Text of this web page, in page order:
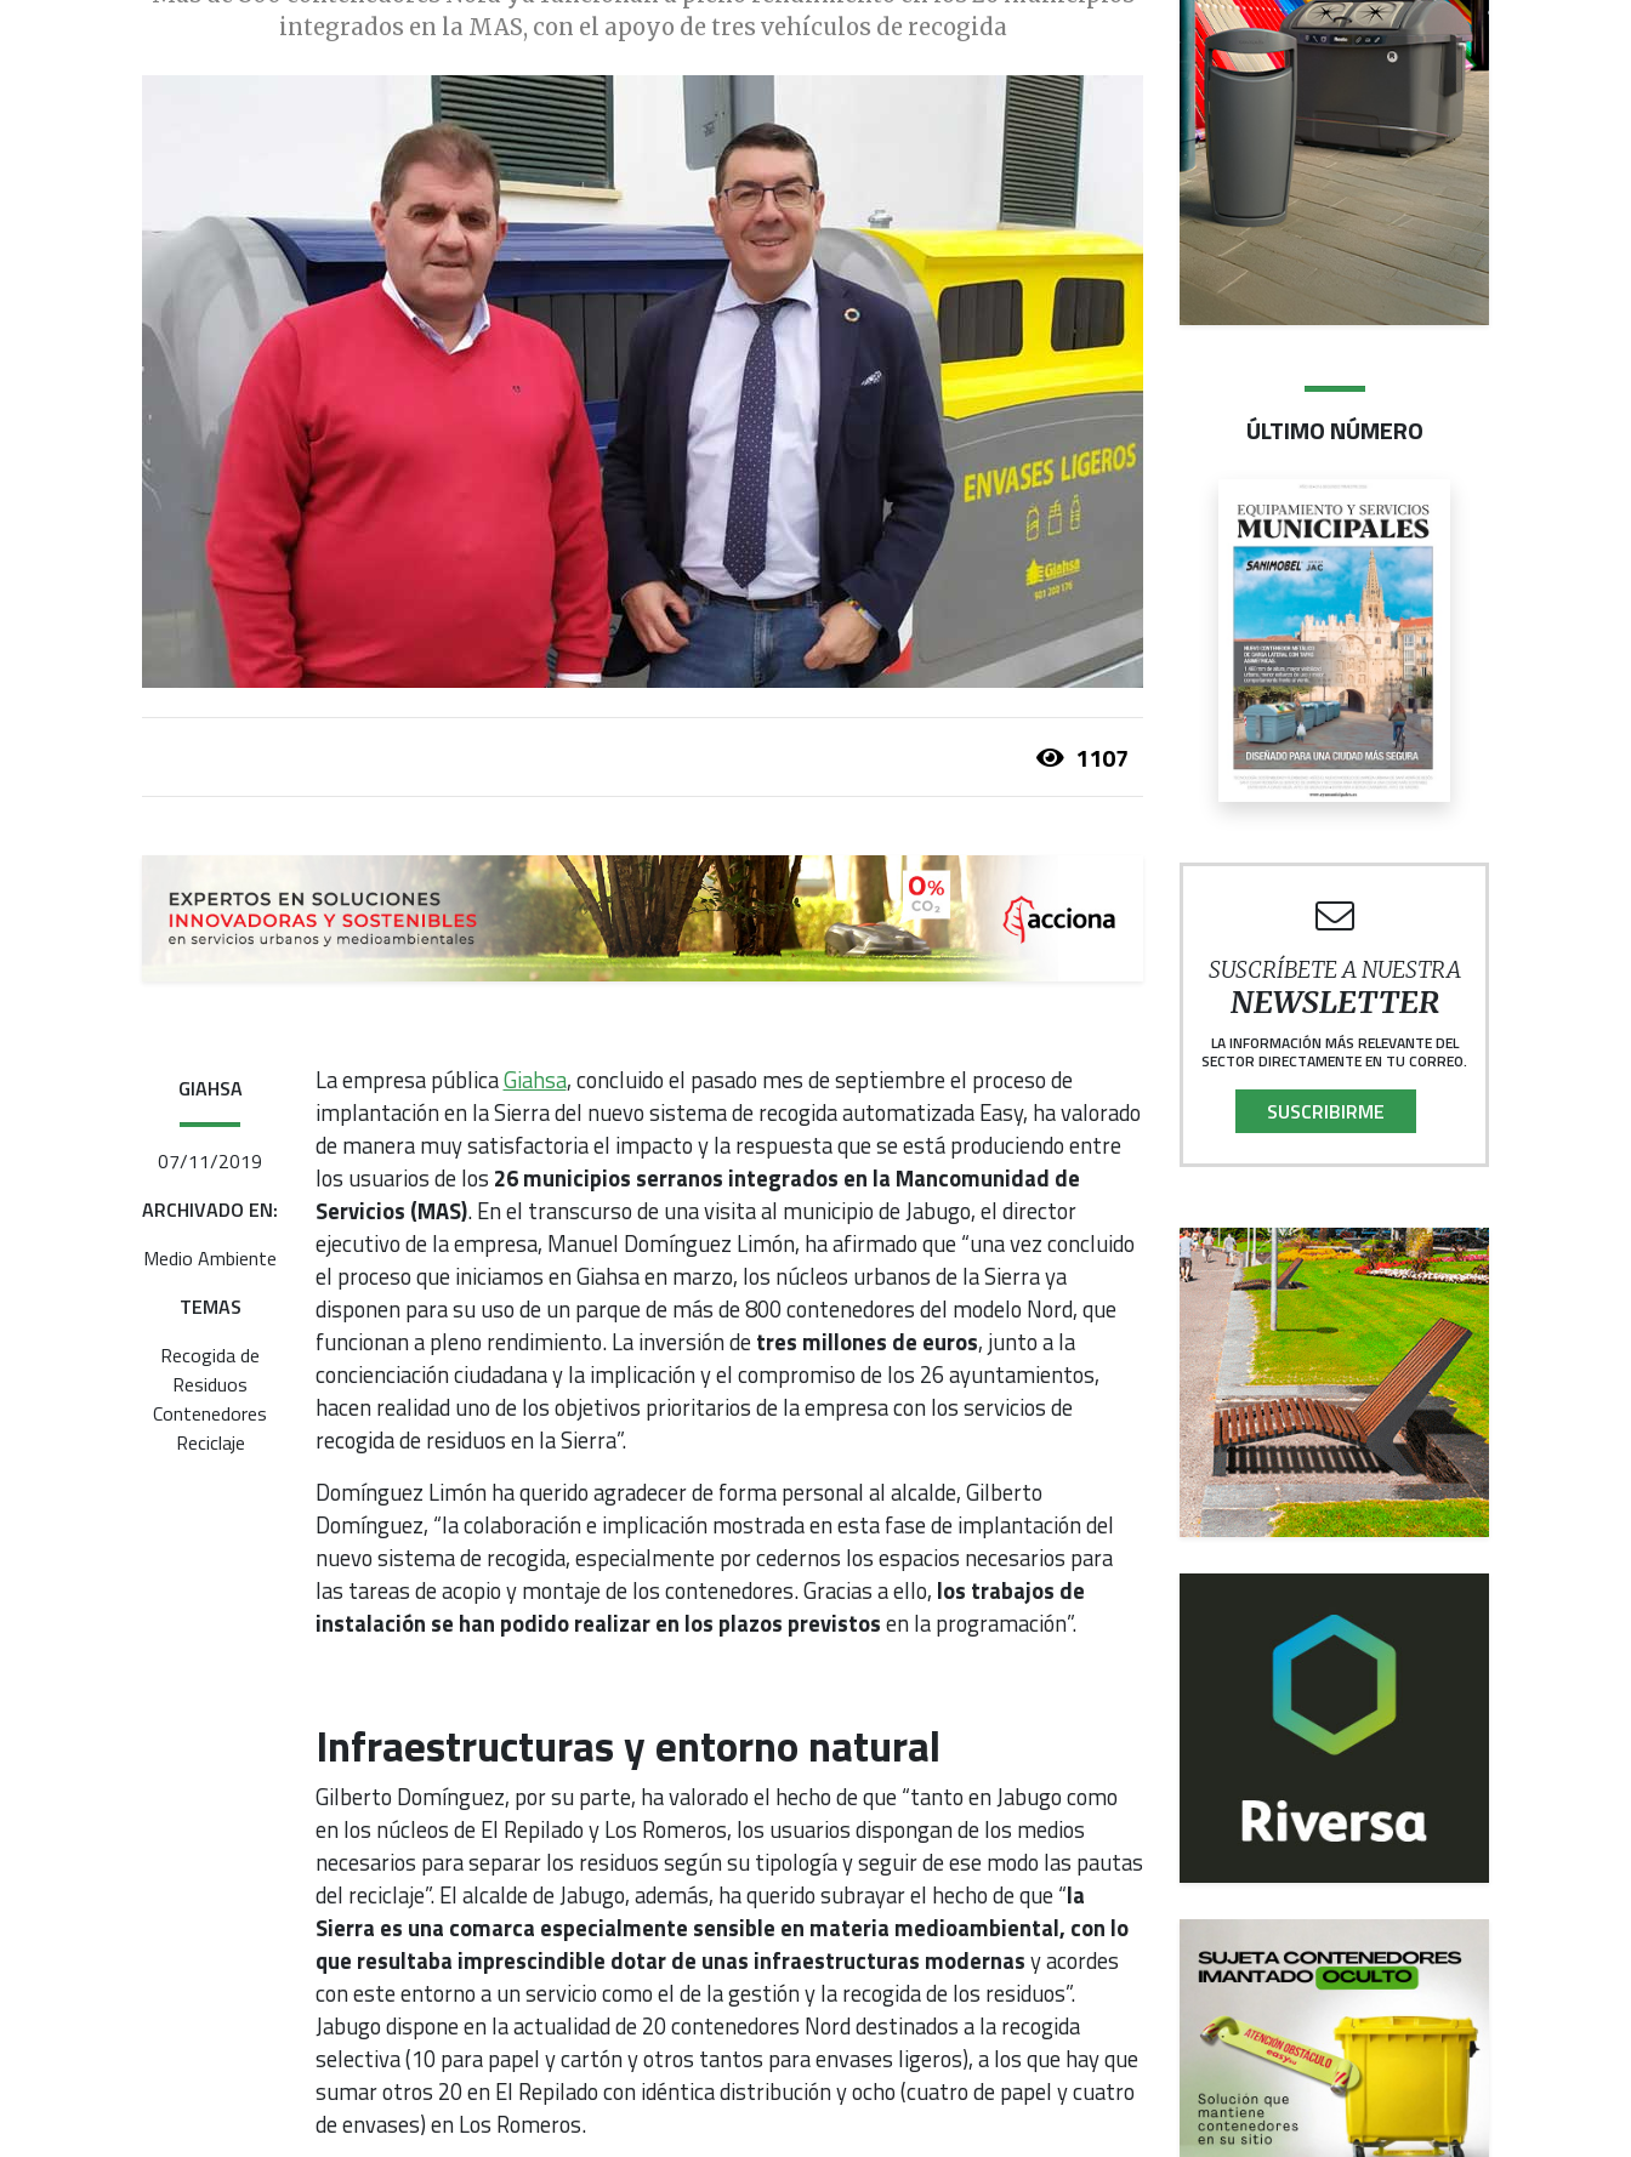
integrados en la MAS, con el apoyo de tres vehículos de recogida
1107
GIAHSA
07/11/2019
ARCHIVADO EN:
Medio Ambiente
TEMAS
Recogida de
Residuos
Contenedores
Reciclaje
La empresa públicaGiahsa, concluido el pasado mes de septiembre el proceso de
implantación en la Sierra del nuevo sistema de recogida automatizada Easy, ha valorado
de manera muy satisfactoria el impacto y la respuesta que se está produciendo entre
los usuarios de los 26 municipios serranos integrados en la Mancomunidad de
Servicios (MAS). En el transcurso de una visita al municipio de Jabugo, el director
ejecutivo de la empresa, Manuel Domínguez Limón, ha afirmado que “una vez concluido
el proceso que iniciamos en Giahsa en marzo, los núcleos urbanos de la Sierra ya
disponen para su uso de un parque de más de 800 contenedores del modelo Nord, que
funcionan a pleno rendimiento. La inversión detres millones de euros, junto a la
concienciación ciudadana y la implicación y el compromiso de los 26 ayuntamientos,
hacen realidad uno de los objetivos prioritarios de la empresa con los servicios de
recogida de residuos en la Sierra”.
Domínguez Limón ha querido agradecer de forma personal al alcalde, Gilberto
Domínguez, “la colaboración e implicación mostrada en esta fase de implantación del
nuevo sistema de recogida, especialmente por cedernos los espacios necesarios para
las tareas de acopio y montaje de los contenedores. Gracias a ello, los trabajos de
instalación se han podido realizar en los plazos previstosen la programación”.
Infraestructuras y entorno natural
Gilberto Domínguez, por su parte, ha valorado el hecho de que “tanto en Jabugo como
en los núcleos de El Repilado y Los Romeros, los usuarios dispongan de los medios
necesarios para separar los residuos según su tipología y seguir de ese modo las pautas
del reciclaje”. El alcalde de Jabugo, además, ha querido subrayar el hecho de que “la
Sierra es una comarca especialmente sensible en materia medioambiental, con lo
que resultaba imprescindible dotar de unas infraestructuras modernasy acordes
con este entorno a un servicio como el de la gestión y la recogida de los residuos”.
Jabugo dispone en la actualidad de 20 contenedores Nord destinados a la recogida
selectiva (10 para papel y cartón y otros tantos para envases ligeros), a los que hay que
sumar otros 20 en El Repilado con idéntica distribución y ocho (cuatro de papel y cuatro
de envases) en Los Romeros.
ÚLTIMO NÚMERO
SUSCRÍBETE A NUESTRA
NEWSLETTER
LA INFORMACIÓN MÁS RELEVANTE DEL
SECTOR DIRECTAMENTE EN TU CORREO.
SUSCRIBIRME